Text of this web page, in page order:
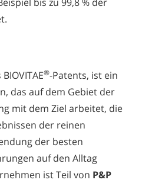
®-Patents, ist ein
das auf dem Gebiet der
mit dem Ziel arbeitet, die
der reinen
der besten
auf den Alltag
ist Teil von P&P